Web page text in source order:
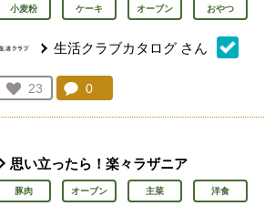
小麦粉 ケーキ オーブン おやつ
生活クラブカタログ さん
お気に入り登録：
23
人が登録
コメント：
0
思い立ったら！楽々ラザニア
豚肉 オーブン 主菜 洋食